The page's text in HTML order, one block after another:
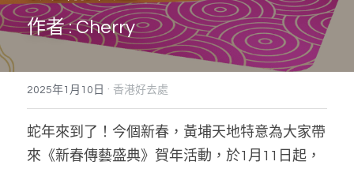
聯絡
作者 : Cherry
2025年1月10日 · 香港好去處
蛇年來到了！今個新春，黃埔天地特意為大家帶
來《新春傳藝盛典》賀年活動，於1月11日起，